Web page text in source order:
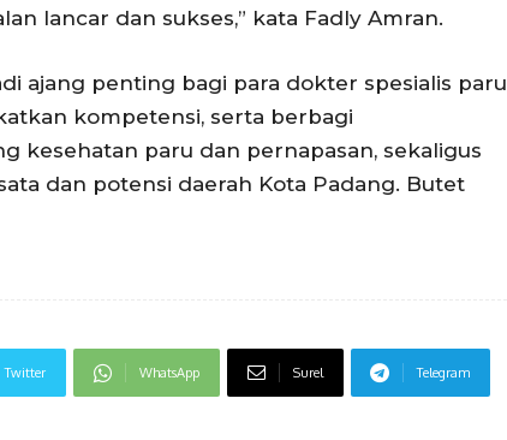
lancar dan sukses,” kata Fadly Amran.
ajang penting bagi para dokter spesialis paru
kompetensi, serta berbagi
kesehatan paru dan pernapasan, sekaligus
dan potensi daerah Kota Padang. Butet
Twitter WhatsApp Surel Telegram